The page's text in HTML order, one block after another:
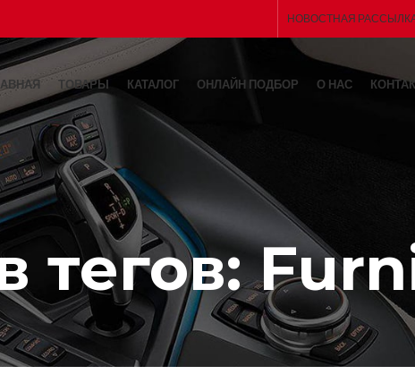
НОВОСТНАЯ
ТОВАРЫ КАТАЛОГ ОНЛАЙН ПОДБОР О НАС
тегов: